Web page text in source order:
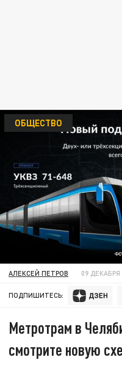
ОБЩЕСТВО
АЛЕКСЕЙ ПЕТРОВ 09 ДЕКАБРЯ
ПОДПИШИТЕСЬ:
Метротрам в
смотрите новую